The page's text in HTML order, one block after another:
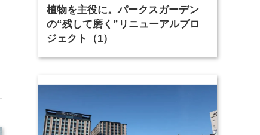
植物を主役に。パークスガーデン
の“残して磨く”リニューアルプロ
ジェクト（1）